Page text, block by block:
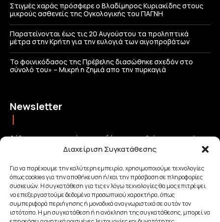
Διαχείριση Συγκατάθεσης
Για να παρέχουμε την καλύτερη εμπειρία, χρησιμοποιούμε τεχνολογίες
όπως cookies για την αποθήκευση ή/και την πρόσβαση σε πληροφορίες
συσκευών. Η συγκατάθεση για τις εν λόγω τεχνολογίες θα μας επιτρέψει
να επεξεργαστούμε δεδομένα προσωπικού χαρακτήρα, όπως
συμπεριφορά περιήγησης ή μοναδικά αναγνωριστικά σε αυτόν τον
ιστότοπο. Η μη συγκατάθεση ή η ανάκληση της συγκατάθεσης, μπορεί να
Στιγμές χαράς πρόσφερε ο Βλαδίμηρος Κυριακίδης στους
μικρούς ασθενείς της Ογκολογικής του ΠΑΓΝΗ
Παρατείνονται έως τις 20 Αυγούστου τα προληπτικά
μέτρα στην Κρήτη για την ευλογιά των αιγοπροβάτων
Το φοινικόδασος της Πρέβελης διασώθηκε σχεδόν στο
σύνολό του» – Μικρή η ζημιά απο την πυρκαγιά
Newsletter
Λάβετε τις σημαντικότερες ειδήσεις απευθείας στο email σας
και μείνετε πάντα συνδεδεμένοι με την Κρήτη!
ΕΓΓΡΑΦΗ
Έχω διαβάσει και αποδέχομαι την Πολιτική απορρήτου.